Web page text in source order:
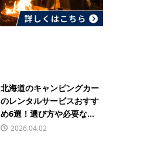
北海道のキャンピングカー
のレンタルサービスおすす
め6選！選び方や必要な...
2026.04.02